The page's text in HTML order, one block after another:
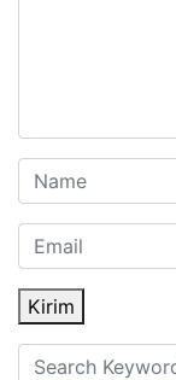
Kirim